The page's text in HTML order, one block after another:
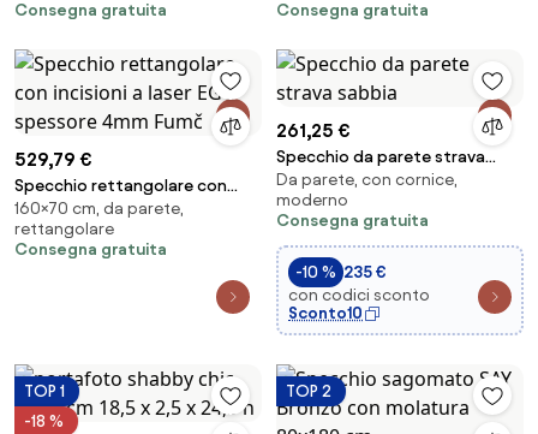
Consegna gratuita
Consegna gratuita
529,79 €
Specchio rettangolare con
incisioni a laser EGO spessore
4mm Fumč
160×70 cm, da parete,
rettangolare
Consegna gratuita
261,25 €
Specchio da parete strava
sabbia
Da parete, con cornice,
moderno
Consegna gratuita
-10 % 235 €
con codici sconto
Sconto10
TOP 1
-18 %
TOP 2